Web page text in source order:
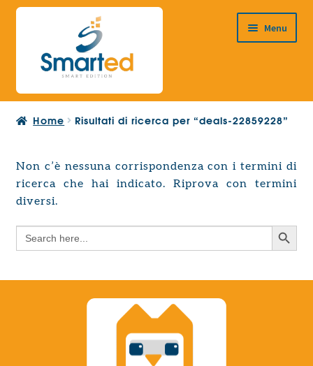
Vai
navigazione
Vai
contenuto
Menu
HOME
PRODOTTI
Espandi
il
child
PROGETTAZIONE EUROPEA
menu
child
Search
Home Risultati di ricerca per “deals-22859228”
Non c’è nessuna corrispondenza con i termini di
ricerca che hai indicato. Riprova con termini
diversi.
Search
for:
Search Button